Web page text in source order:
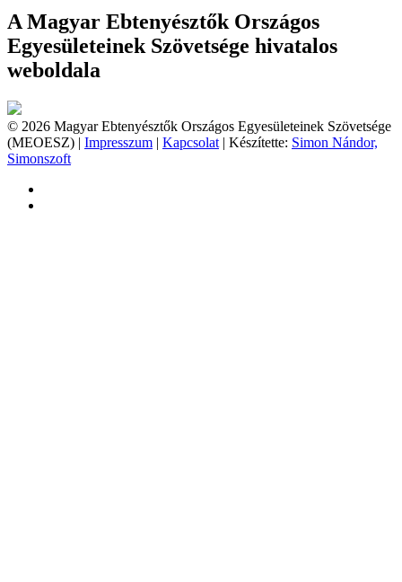
A Magyar Ebtenyésztők Országos
Egyesületeinek Szövetsége hivatalos
weboldala
© 2026 Magyar Ebtenyésztők Országos Egyesületeinek Szövetsége
(MEOESZ) | Impresszum | Kapcsolat | Készítette: Simon Nándor,
Simonszoft